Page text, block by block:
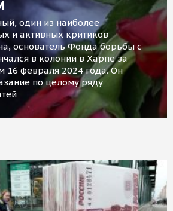
один из наиболее
и активных критиков
основатель Фонда борьбы с
в колонии в Харпе за
16 февраля 2024 года. Он
по целому ряду